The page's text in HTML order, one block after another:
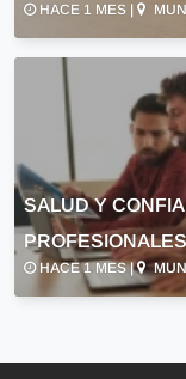
HACE 1 MES |
SALUD Y
HACE 1 MES |